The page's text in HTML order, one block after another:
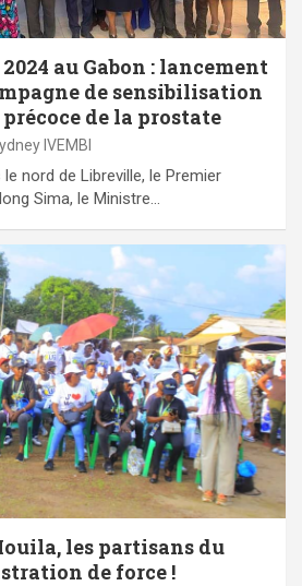
au Gabon : lancement
de sensibilisation
de la prostate
IVEMBI
nord de Libreville, le Premier
Sima, le Ministre…
les partisans du
de force !